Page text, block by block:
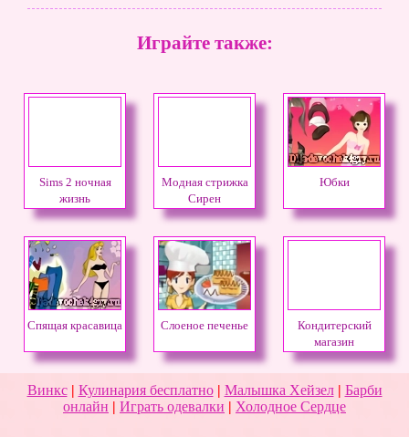
Играйте также:
Sims 2 ночная
жизнь
Модная стрижка
Сирен
Юбки
Спящая красавица Слоеное печенье
Кондитерский
магазин
Винкс| Кулинария бесплатно| Малышка Хейзел| Барби
онлайн | Играть одевалки | Холодное Сердце